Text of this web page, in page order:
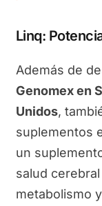
Linq:
Además de
Genomex en
Unidos,
suplementos
un
salud
metabolismo